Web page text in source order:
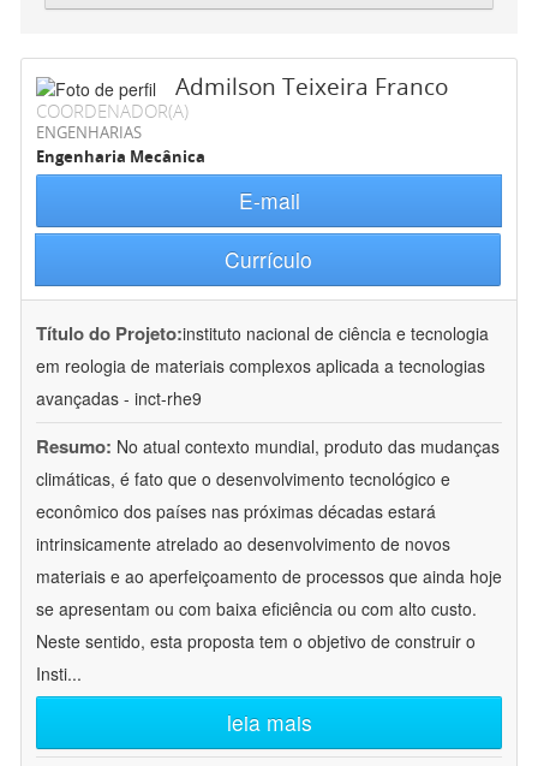
Admilson Teixeira Franco
COORDENADOR(A)
ENGENHARIAS
Engenharia Mecânica
E-mail
Currículo
Título do Projeto:instituto nacional de ciência e tecnologia
em reologia de materiais complexos aplicada a tecnologias
avançadas - inct-rhe9
Resumo: No atual contexto mundial, produto das mudanças
climáticas, é fato que o desenvolvimento tecnológico e
econômico dos países nas próximas décadas estará
intrinsicamente atrelado ao desenvolvimento de novos
materiais e ao aperfeiçoamento de processos que ainda hoje
se apresentam ou com baixa eficiência ou com alto custo.
Neste sentido, esta proposta tem o objetivo de construir o
Insti...
leia mais